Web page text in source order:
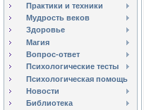
Практики и техники
Мудрость веков
Здоровье
Магия
Вопрос-ответ
Психологические тесты
Психологическая помощь
Новости
Библиотека